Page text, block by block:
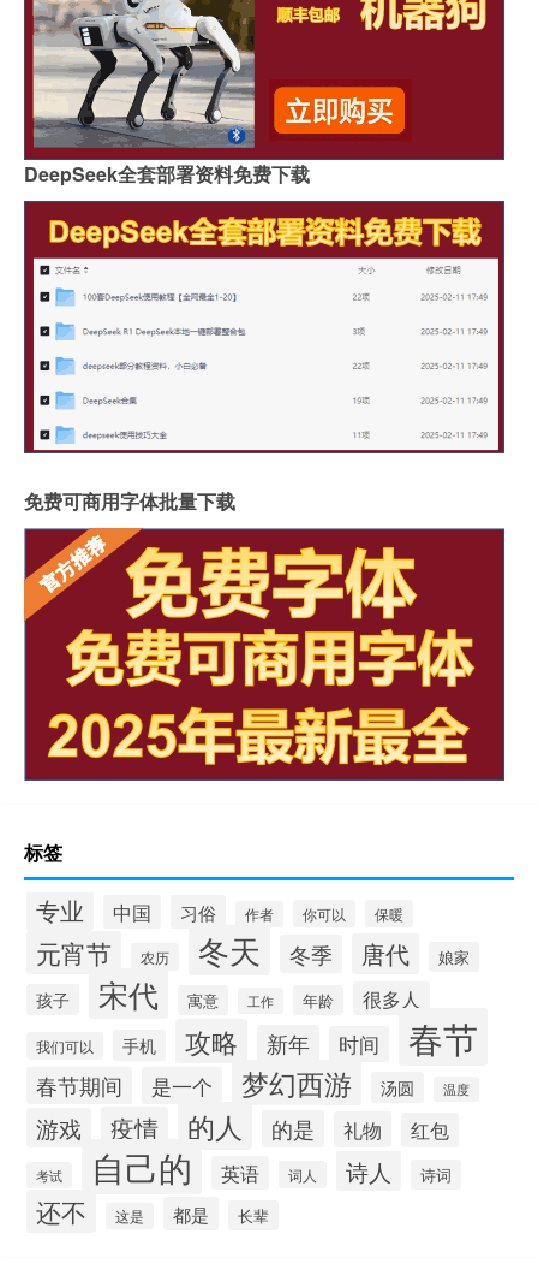
DeepSeek全套部署资料免费下载
免费可商用字体批量下载
标签
专业 中国 习俗 作者 你可以 保暖
元宵节 农历 冬天 冬季 唐代 娘家
孩子 宋代 寓意 工作 年龄 很多人
我们可以 手机 攻略 新年 时间 春节
春节期间 是一个 梦幻西游 汤圆 温度
游戏 疫情 的人 的是 礼物 红包
考试 自己的 英语 词人 诗人 诗词
还不 这是 都是 长辈